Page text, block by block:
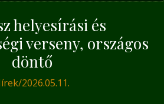
helyesírási és
verseny, országos
döntő
/2026.05.11.